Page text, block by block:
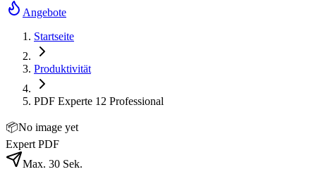
Angebote
Startseite
Produktivität
PDF Experte 12 Professional
📦No image yet
Expert PDF
Max. 30 Sek.